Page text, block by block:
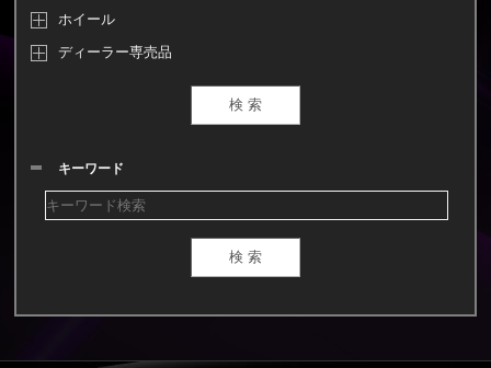
ホイール
ディーラー専売品
キーワード